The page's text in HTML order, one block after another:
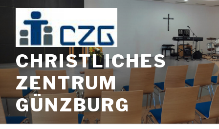
springen
CHRISTLICHES
ZENTRUM
GÜNZBURG